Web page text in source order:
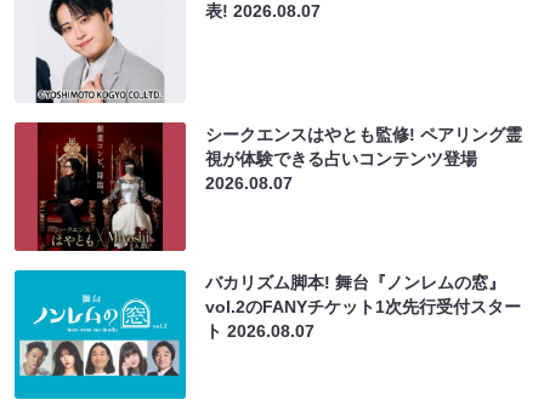
表!2026.08.07
シークエンスはやとも監修! ペアリング霊
視が体験できる占いコンテンツ登場
2026.08.07
バカリズム脚本! 舞台『ノンレムの窓』
vol.2のFANYチケット1次先行受付スター
ト2026.08.07